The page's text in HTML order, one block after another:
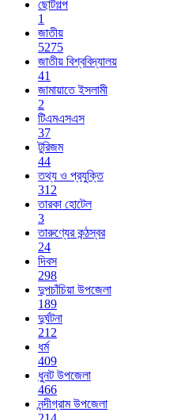
ছোটগল্প
1
জাতীয়
5275
জাতীয় বিশ্ববিদ্যালয়
41
জামায়াতে ইসলামী
2
টিএমএসএস
37
টুরিজম
44
তথ্য ও প্রযুক্তি
312
তারকা হোটেল
3
তারুণ্যের কন্ঠস্বর
24
দিবস
298
দুপচাঁচিয়া উপজেলা
189
দুর্ঘটনা
212
ধর্ম
409
ধুনট উপজেলা
466
নন্দীগ্রাম উপজেলা